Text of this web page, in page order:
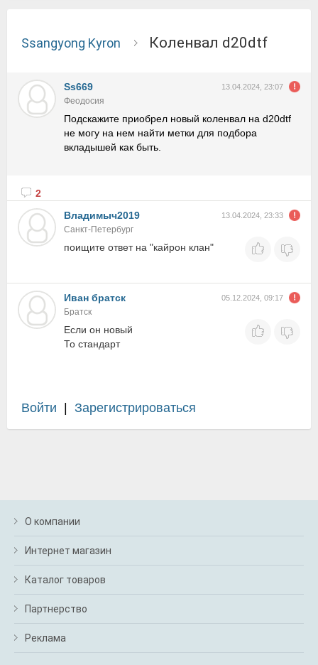
Ssangyong Kyron Коленвал d20dtf
Ss669 13.04.2024, 23:07
Феодосия
Подскажите приобрел новый коленвал на d20dtf
не могу на нем найти метки для подбора
вкладышей как быть.
2
Владимыч2019
13.04.2024, 23:33
Санкт-Петербург
поищите ответ на "кайрон клан"
Иван братск 05.12.2024, 09:17
Братск
Если он новый
То стандарт
Войти Зарегистрироваться
О компании
Интернет магазин
Каталог товаров
Партнерство
Реклама